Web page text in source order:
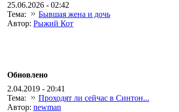
25.06.2026 - 02:42
Тема:
Бывшая жена и дочь
Автор: Рыжий Кот
Обновлено
2.04.2019 - 20:41
Тема:
Проходят ли сейчас в Синтон...
Автор: newman